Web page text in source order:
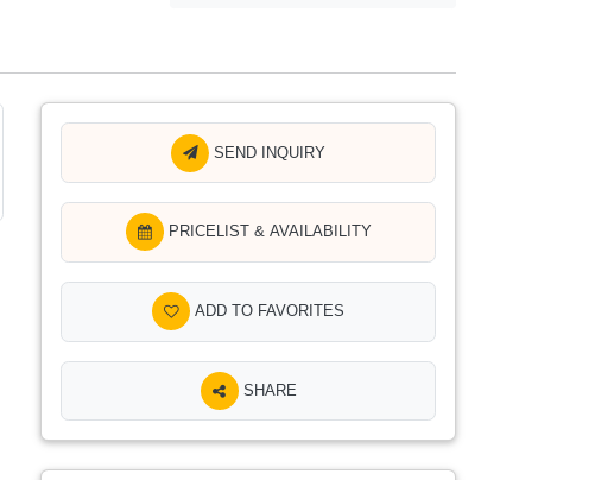
SEND INQUIRY
PRICELIST & AVAILABILITY
ADD TO FAVORITES
SHARE